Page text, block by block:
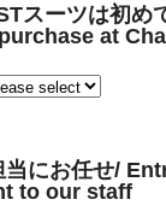
スーツは初め
at
当にお任せ/
to our staff